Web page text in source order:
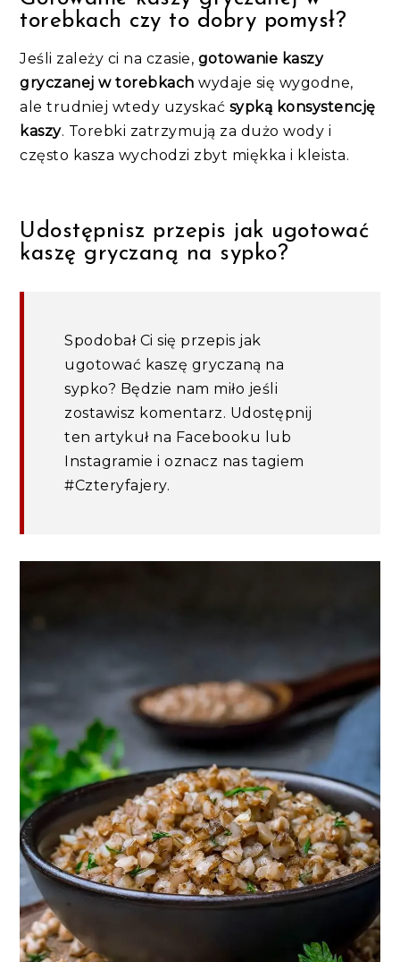
torebkach czy to dobry pomysł?
Jeśli zależy ci na czasie, gotowanie kaszy
gryczanej w torebkach wydaje się wygodne,
ale trudniej wtedy uzyskać sypką konsystencję
kaszy. Torebki zatrzymują za dużo wody i
często kasza wychodzi zbyt miękka i kleista.
Udostępnisz przepis jak ugotować
kaszę gryczaną na sypko?
Spodobał Ci się przepis jak
ugotować kaszę gryczaną na
sypko? Będzie nam miło jeśli
zostawisz komentarz. Udostępnij
ten artykuł na Facebooku lub
Instagramie i oznacz nas tagiem
#Czteryfajery.